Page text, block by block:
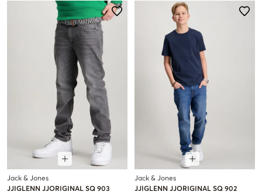
Jack & Jones
JJIGLENN JJORIGINAL SQ 903
Jack & Jones
JJIGLENN JJORIGINAL SQ 902